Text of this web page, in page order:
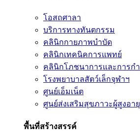
โอสถศาลา
บริการทางทันตกรรม
คลินิกกายภาพบำบัด
คลินิกเทคนิคการแพทย์
คลินิกโภชนาการและการก
โรงพยาบาลสัตว์เล็กจุฬาฯ
ศูนย์เอ็มเน็ต
ศูนย์ส่งเสริมสุขภาวะผู้สูงอายุ
พื้นที่สร้างสรรค์